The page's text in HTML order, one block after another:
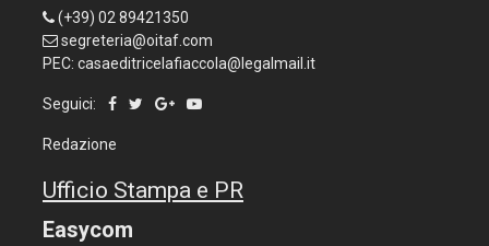
(+39) 02 89421350
segreteria@oitaf.com
PEC: casaeditricelafiaccola@legalmail.it
Seguici:
Redazione
Ufficio Stampa e PR
Easycom